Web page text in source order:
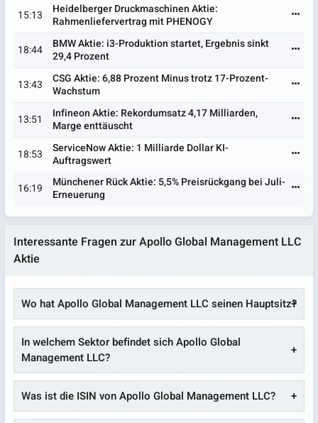
15:13
Heidelberger Druckmaschinen Aktie:
Rahmenliefervertrag mit PHENOGY
18:44
BMW Aktie: i3-Produktion startet, Ergebnis sinkt
29,4 Prozent
13:43
CSG Aktie: 6,88 Prozent Minus trotz 17-Prozent-
Wachstum
13:51
Infineon Aktie: Rekordumsatz 4,17 Milliarden,
Marge enttäuscht
18:53
ServiceNow Aktie: 1 Milliarde Dollar KI-
Auftragswert
16:19
Münchener Rück Aktie: 5,5% Preisrückgang bei Juli-
Erneuerung
Interessante Fragen zur Apollo Global Management LLC
Aktie
Wo hat Apollo Global Management LLC seinen Hauptsitz?
In welchem Sektor befindet sich Apollo Global
Management LLC?
Was ist die ISIN von Apollo Global Management LLC?